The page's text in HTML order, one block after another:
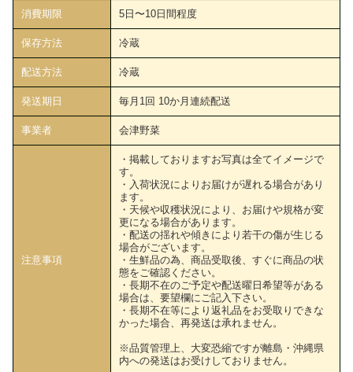
消費期限 5日〜10日間程度
保存方法 冷蔵
配送方法 冷蔵
発送期日 毎月1回 10か月連続配送
事業者 会津野菜
注意事項
・掲載しておりますお写真は全てイメージで
す。
・入荷状況によりお届けが遅れる場合があり
ます。
・天候や収穫状況により、お届けや規格が変
更になる場合があります。
・配送の揺れや傾きにより若干の傷が生じる
場合がございます。
・生鮮品の為、商品受取後、すぐに商品の状
態をご確認ください。
・長期不在のご予定や配送曜日希望等がある
場合は、要望欄にご記入下さい。
・長期不在等により返礼品をお受取りできな
かった場合、再発送は承れません。
※品質管理上、大変恐縮ですが離島・沖縄県
内への発送はお受けしておりません。